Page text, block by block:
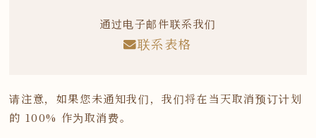
通过电子邮件联系我们
联系表格
请注意，如果您未通知我们，我们将在当天取消预订计划
的 100% 作为取消费。